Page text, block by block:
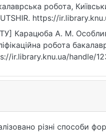
робота,
https://
Карацюба А. М.
робота
ir.library.knu.ua/handle/
різні способи